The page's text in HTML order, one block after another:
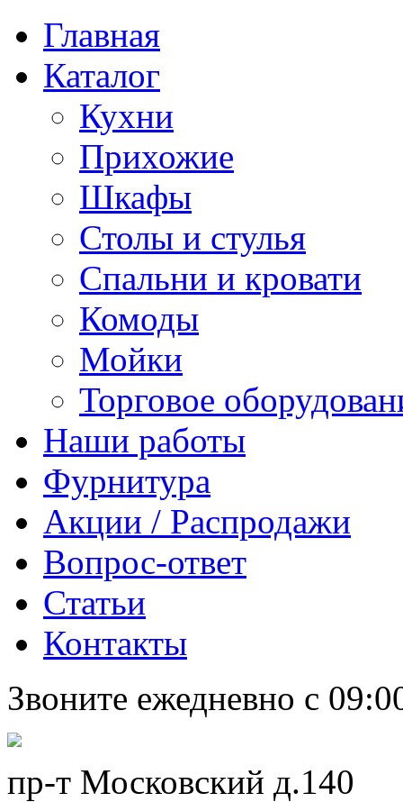
Главная
Каталог
Кухни
Прихожие
Шкафы
Столы и стулья
Спальни и кровати
Комоды
Мойки
Торговое
Наши работы
Фурнитура
Акции / Распродажи
Вопрос-ответ
Статьи
Контакты
Звоните ежедневно с
пр-т Московский д.140